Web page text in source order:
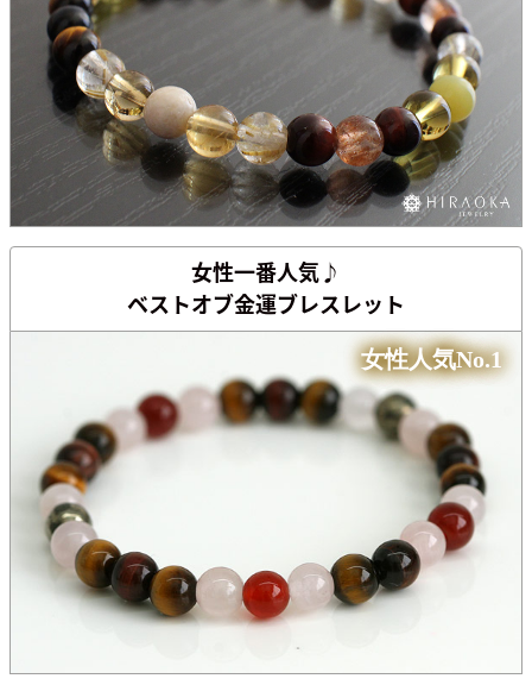
女性一番人気♪
ベストオブ金運ブレスレット
女性人気No.1